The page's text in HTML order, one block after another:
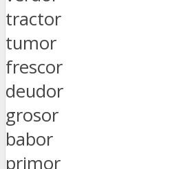
tractor
tumor
frescor
deudor
grosor
babor
primor